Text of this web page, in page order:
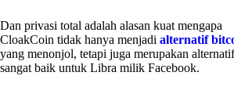
Dan privasi total adalah alasan kuat mengapa
CloakCoin tidak hanya menjadi alternatif
yang menonjol, tetapi juga merupakan
sangat baik untuk Libra milik Facebook.